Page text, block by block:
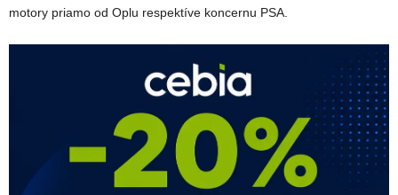
motory priamo od Oplu respektíve koncernu PSA.